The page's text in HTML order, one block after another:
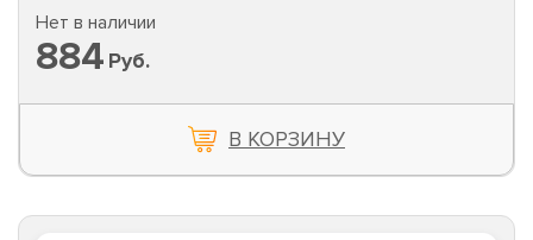
Нет в наличии
884 Руб.
В КОРЗИНУ